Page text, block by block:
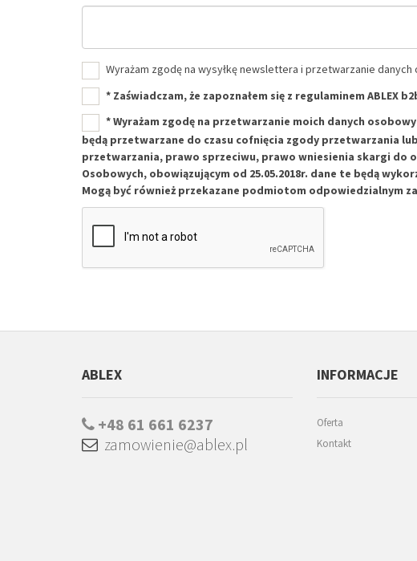
Wyrażam zgodę na wysyłkę newslettera i przetwarzanie
* Zaświadczam, że zapoznałem się z regulaminem ABLEX
*Wyrażam zgodę na przetwarzanie moich danych osobowych
będą przetwarzane do czasu cofnięcia zgody przetwarzania
przetwarzania, prawo sprzeciwu, prawo wniesienia skargi do
Osobowych, obowiązującym od 25.05.2018r. dane te będą
Mogą być również przekazane podmiotom odpowiedzialnym
ABLEX
+48 61 661 6237
zamowienie@ablex.pl
INFORMACJE
Oferta
Kontakt